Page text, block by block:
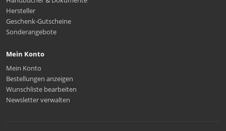
Hersteller
Geschenk-Gutscheine
Sonderangebote
Mein Konto
Mein Konto
Bestellungen anzeigen
Wunschliste bearbeiten
Newsletter verwalten